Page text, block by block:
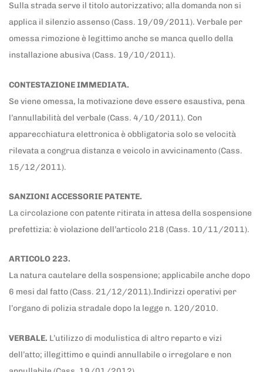
Sulla strada serve il titolo autorizzativo; alla domanda non si
applica il silenzio assenso (Cass. 19/09/2011). Verbale per
omessa rimozione è legittimo anche se manca quello della
installazione abusiva (Cass. 19/10/2011).
CONTESTAZIONE IMMEDIATA.
Se viene omessa, la motivazione deve essere esaustiva, pena
l’annullabilità del verbale (Cass. 4/10/2011). Con
apparecchiatura elettronica è obbligatoria solo se velocità
rilevata a congrua distanza e veicolo in avvicinamento (Cass.
15/12/2011).
SANZIONI ACCESSORIE PATENTE.
La circolazione con patente ritirata in attesa della sospensione
prefettizia: è violazione dell’articolo 218 (Cass. 10/11/2011).
ARTICOLO 223.
La natura cautelare della sospensione; applicabile anche dopo
6 mesi dal fatto (Cass. 21/12/2011).Indirizzi operativi per
l’organo di polizia stradale dopo la legge n. 120/2010.
VERBALE. L’utilizzo di modulistica di altro reparto e vizi
dell’atto; illegittimo e quindi annullabile o irregolare e non